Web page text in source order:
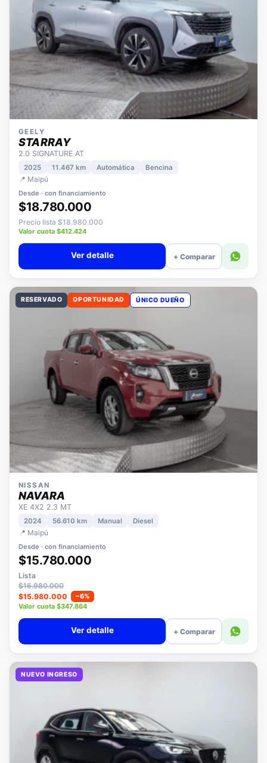
GEELY
STARRAY
2.0 SIGNATURE AT
2025
📍 Maipú
Desde · con financiamiento
$18.780.000
Precio lista $18.980.000
Valor cuota $412.424
+ Comparar
RESERVADO OPORTUNIDAD
NISSAN
NAVARA
XE 4X2 2.3 MT
2024
📍 Maipú
Desde · con financiamiento
$15.780.000
Lista
$16.980.000
$15.980.000
−6%
Valor cuota $347.864
+ Comparar